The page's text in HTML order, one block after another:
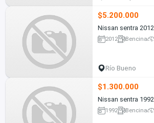
$5.200.000
Nissan sentra 2012
2012 Bencina
Río Bueno
$1.300.000
Nissan sentra 1992
1992 Bencina